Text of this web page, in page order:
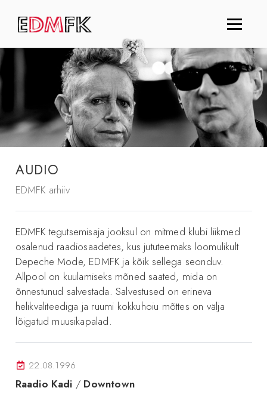
AUDIO
EDMFK arhiiv
EDMFK tegutsemisaja jooksul on mitmed klubi liikmed
osalenud raadiosaadetes, kus jututeemaks loomulikult
Depeche Mode, EDMFK ja kõik sellega seonduv.
Allpool on kuulamiseks mõned saated, mida on
õnnestunud salvestada. Salvestused on erineva
helikvaliteediga ja ruumi kokkuhoiu mõttes on välja
lõigatud muusikapalad.
22.08.1996
Raadio Kadi / Downtown